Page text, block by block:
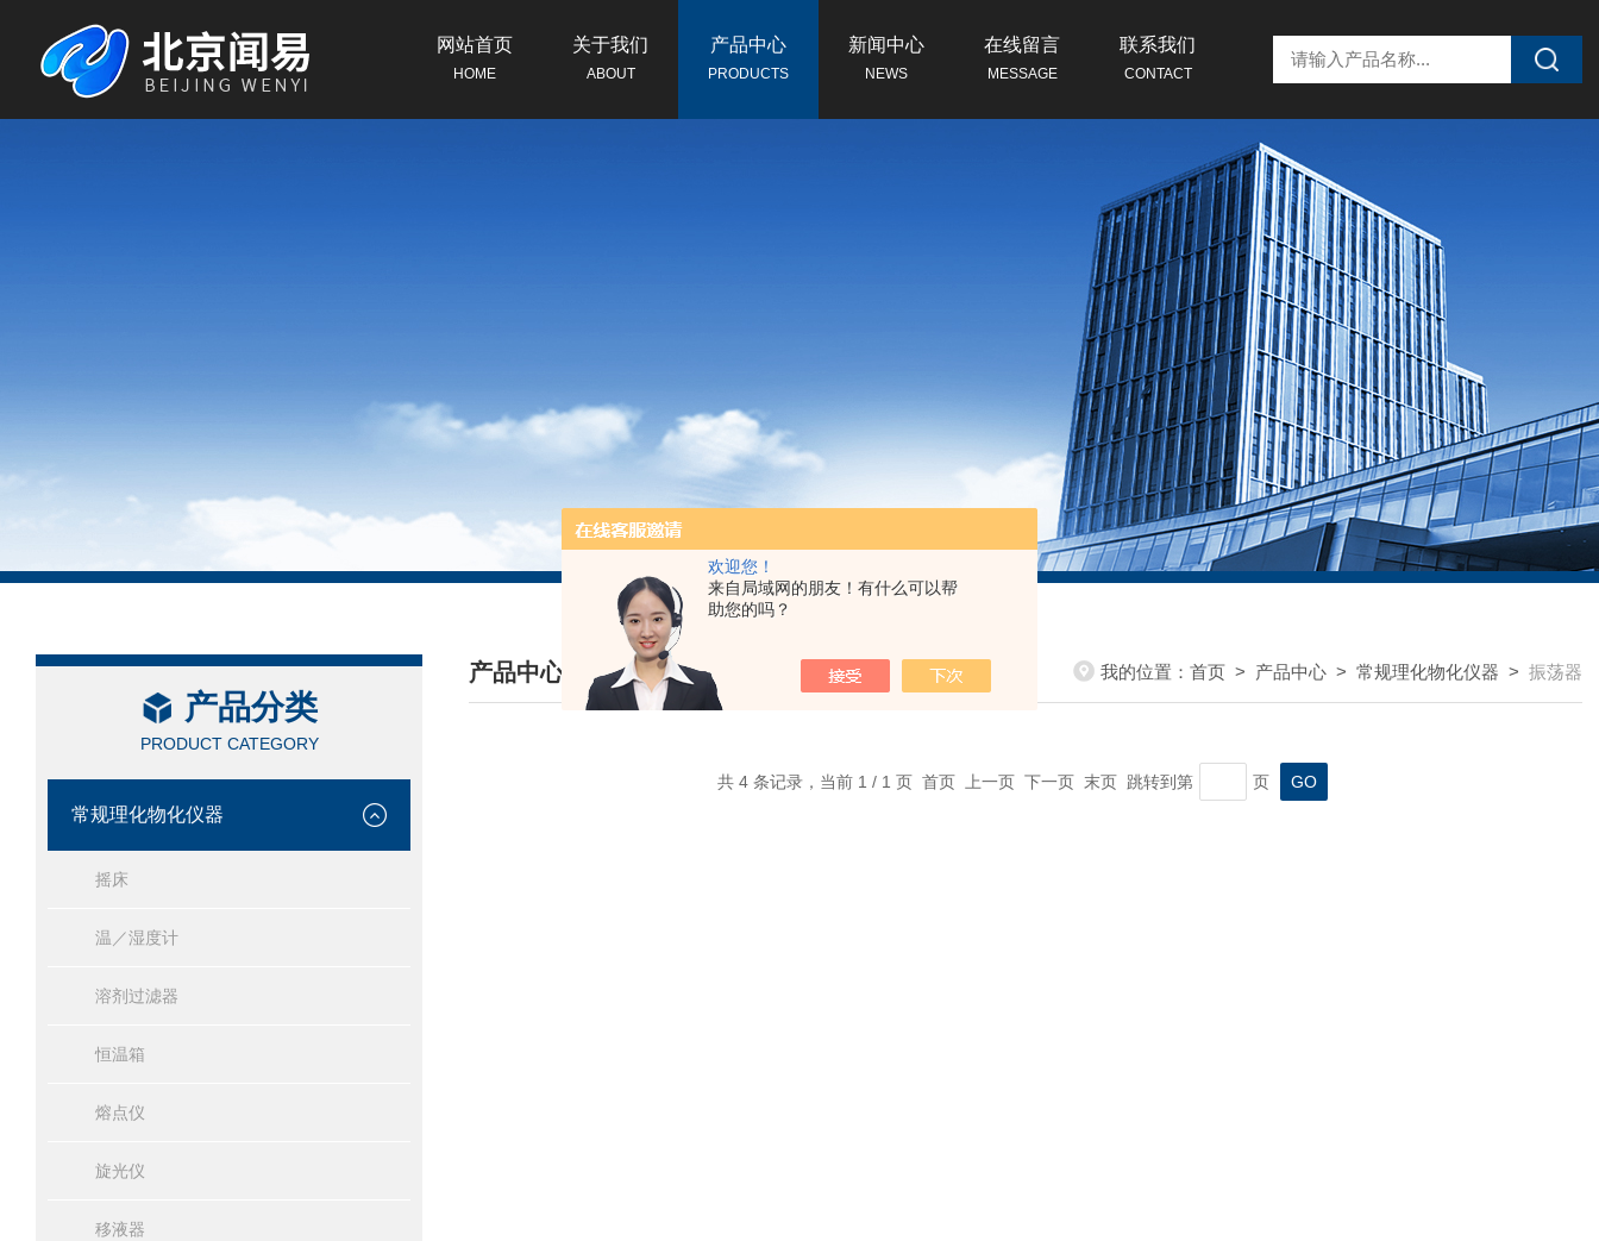
欢迎您！
来自局域网的朋友！有什么可以帮
助您的吗？
网站首页
HOME
关于我们
ABOUT
产品中心
PRODUCTS
新闻中心
NEWS
在线留言
MESSAGE
联系我们
CONTACT
产品分类
PRODUCT CATEGORY
常规理化物化仪器
摇床
温／湿度计
溶剂过滤器
恒温箱
熔点仪
旋光仪
移液器
产品中心
/ PRODUCTS CENTER
我的位置： 首页 > 产品中心 > 常规理化物化仪器 > 振荡器
共 4 条记录，当前 1 / 1 页 首页 上一页 下一页 末页 跳转到第 页